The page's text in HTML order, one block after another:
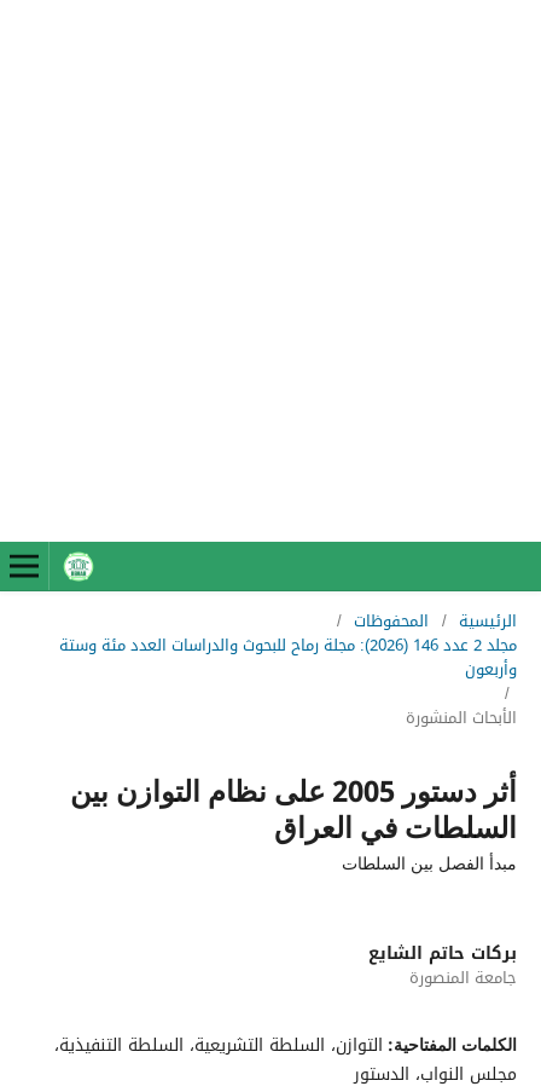
الرئيسية / المحفوظات /
مجلد 2 عدد 146 (2026): مجلة رماح للبحوث والدراسات العدد مئة وستة
وأربعون
/
الأبحاث المنشورة
أثر دستور 2005 على نظام التوازن بين
السلطات في العراق
مبدأ الفصل بين السلطات
بركات حاتم الشايع
جامعة المنصورة
الكلمات المفتاحية: التوازن، السلطة التشريعية، السلطة التنفيذية،
مجلس النواب، الدستور